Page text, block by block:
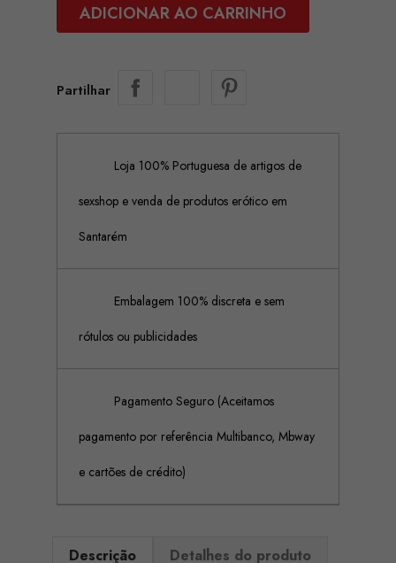
ADICIONAR AO CARRINHO
Partilhar
Loja 100% Portuguesa de artigos de
sexshop e venda de produtos erótico em
Santarém
Embalagem 100% discreta e sem
rótulos ou publicidades
Pagamento Seguro (Aceitamos
pagamento por referência Multibanco, Mbway
e cartões de crédito)
Descrição Detalhes do produto